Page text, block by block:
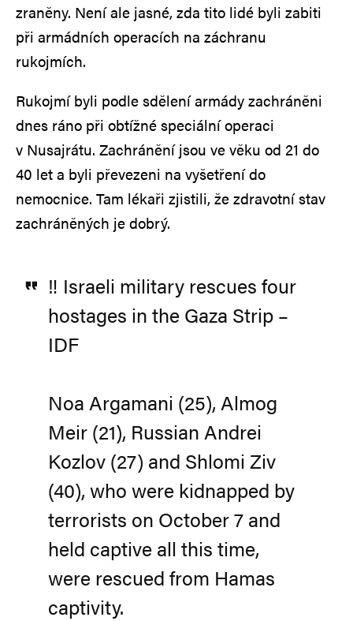
zraněny. Není ale jasné, zda tito lidé byli zabiti
při armádních operacích na záchranu
rukojmích.
Rukojmí byli podle sdělení armády zachráněni
dnes ráno při obtížné speciální operaci
v Nusajrátu. Zachránění jsou ve věku od 21 do
40 let a byli převezeni na vyšetření do
nemocnice. Tam lékaři zjistili, že zdravotní stav
zachráněných je dobrý.
‼️ Israeli military rescues four
hostages in the Gaza Strip –
IDF
Noa Argamani (25), Almog
Meir (21), Russian Andrei
Kozlov (27) and Shlomi Ziv
(40), who were kidnapped by
terrorists on October 7 and
held captive all this time,
were rescued from Hamas
captivity.